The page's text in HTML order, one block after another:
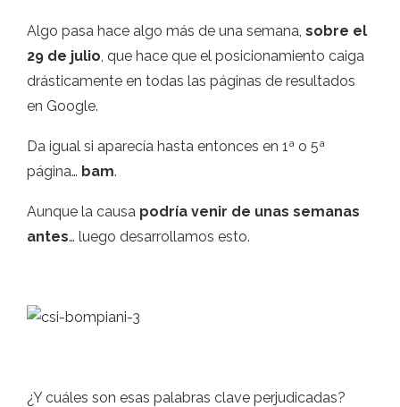
Algo pasa hace algo más de una semana, sobre el
29 de julio , que hace que el posicionamiento caiga
drásticamente en todas las páginas de resultados
en Google.
Da igual si aparecía hasta entonces en 1ª o 5ª
página… bam.
Aunque la causa podría venir de unas semanas
antes… luego desarrollamos esto.
¿Y cuáles son esas palabras clave perjudicadas?